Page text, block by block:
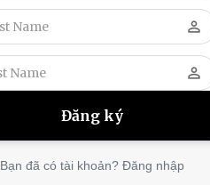
perm_identity
perm_identity
Bạn đã có tài khoản? Đăng nhập